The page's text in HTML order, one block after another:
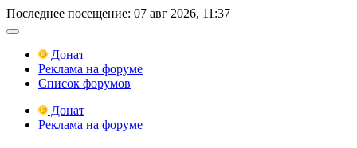
Последнее посещение: 07 авг 2026, 11:37
Донат
Реклама на форуме
Список форумов
Донат
Реклама на форуме